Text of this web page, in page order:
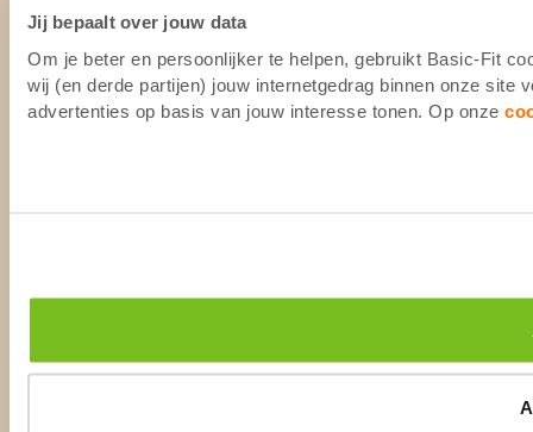
Jij bepaalt over jouw data
Om je beter en persoonlijker te helpen, gebruikt Basic-Fit
wij (en derde partijen) jouw internetgedrag binnen onze site
advertenties op basis van jouw interesse tonen. Op onze